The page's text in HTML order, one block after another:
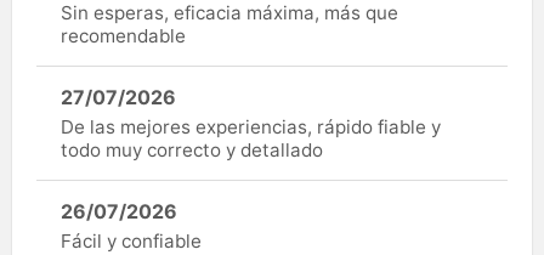
Sin esperas, eficacia máxima, más que
recomendable
27/07/2026
De las mejores experiencias, rápido fiable y
todo muy correcto y detallado
26/07/2026
Fácil y confiable